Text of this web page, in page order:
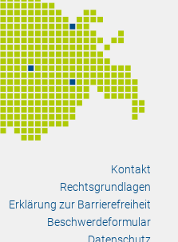
Kontakt
Rechtsgrundlagen
Erklärung zur Barrierefreiheit
Beschwerdeformular
Datenschutz